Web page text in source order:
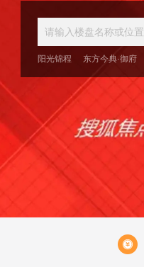
阳光锦程 东方今典·御府